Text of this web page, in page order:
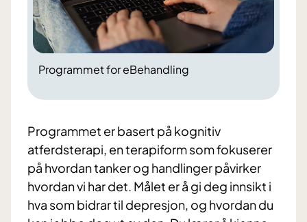
Programmet for eBehandling
Programmet er basert på kognitiv
atferdsterapi, en terapiform som fokuserer
på hvordan tanker og handlinger påvirker
hvordan vi har det. Målet er å gi deg innsikt i
hva som bidrar til depresjon, og hvordan du